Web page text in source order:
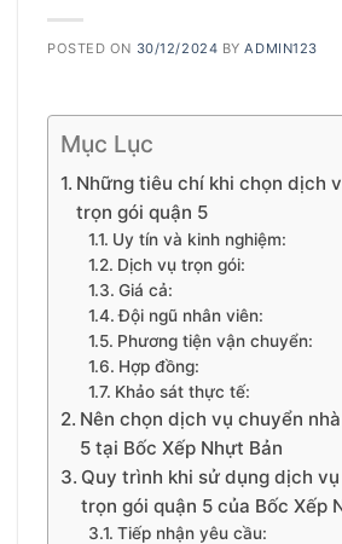
POSTED ON 30/12/2024 BYADMIN123
Mục Lục
Những tiêu chí khi chọn dịch
trọn gói quận 5
Uy tín và kinh nghiệm:
Dịch vụ trọn gói:
Giá cả:
Đội ngũ nhân viên:
Phương tiện vận chuyển:
Hợp đồng:
Khảo sát thực tế:
Nên chọn dịch vụ chuyển
5 tại Bốc Xếp Nhựt Bản
Quy trình khi sử dụng dịch
trọn gói quận 5 của Bốc Xếp
Tiếp nhận yêu cầu: